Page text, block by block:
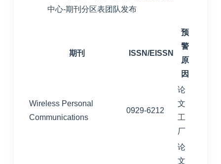
中心-期刊分区表团队发布
期刊 ISSN/EISSN
预
警
原
因
Wireless Personal
Communications
0929-6212
论
文
工
厂
论
文